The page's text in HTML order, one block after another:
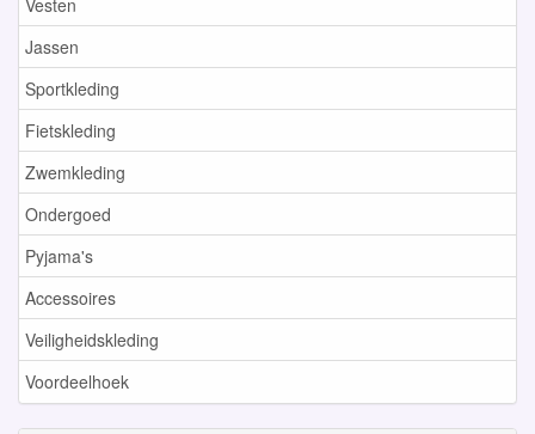
Vesten
Jassen
Sportkleding
Fietskleding
Zwemkleding
Ondergoed
Pyjama's
Accessoires
Veiligheidskleding
Voordeelhoek